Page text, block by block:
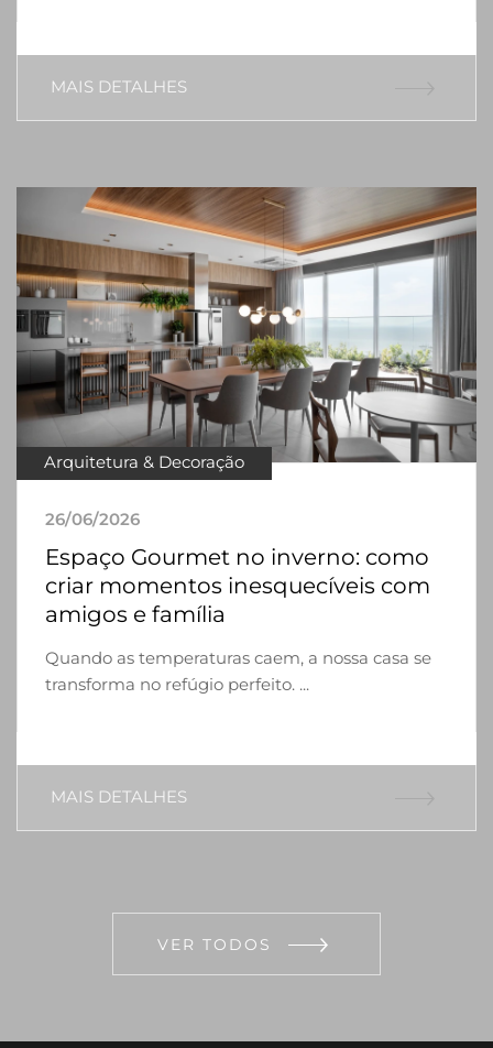
MAIS DETALHES
Arquitetura & Decoração
26/06/2026
Espaço Gourmet no inverno: como
criar momentos inesquecíveis com
amigos e família
Quando as temperaturas caem, a nossa casa se
transforma no refúgio perfeito. ...
MAIS DETALHES
VER TODOS